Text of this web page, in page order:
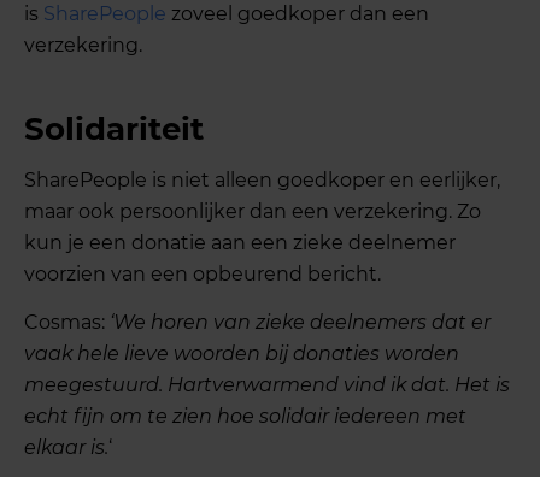
is SharePeople zoveel goedkoper dan een
verzekering.
Solidariteit
SharePeople is niet alleen goedkoper en eerlijker,
maar ook persoonlijker dan een verzekering. Zo
kun je een donatie aan een zieke deelnemer
voorzien van een opbeurend bericht.
Cosmas: ‘We horen van zieke deelnemers dat er
vaak hele lieve woorden bij donaties worden
meegestuurd. Hartverwarmend vind ik dat. Het is
echt fijn om te zien hoe solidair iedereen met
elkaar is.‘